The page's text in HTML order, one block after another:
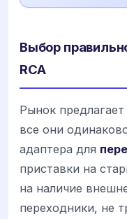
Выбор
RCA
Рынок
все они
адаптера для
приставки на
на наличие
переходники, не